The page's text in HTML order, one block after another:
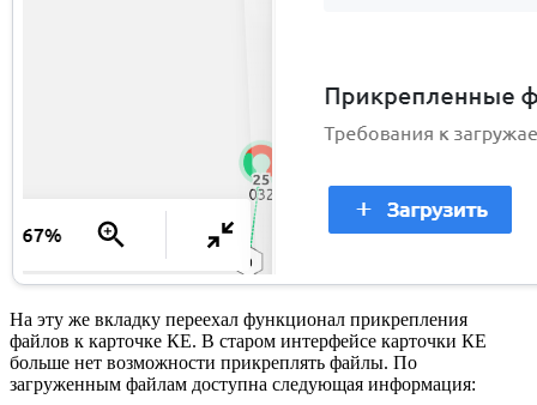
На эту же вкладку переехал функционал прикрепления
файлов к карточке КЕ. В старом интерфейсе карточки КЕ
больше нет возможности прикреплять файлы. По
загруженным файлам доступна следующая информация: